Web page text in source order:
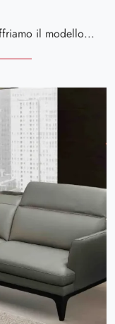
Salotti e divani lineari Cuborosso: ti offriamo il modello Libeccio in pelle per completare la zona giorno.